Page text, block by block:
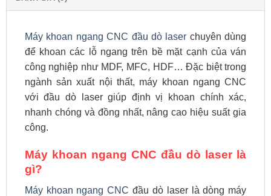
Máy khoan ngang CNC đầu dò laser chuyên dùng
để khoan các lỗ ngang trên bề mặt cạnh của ván
công nghiệp như MDF, MFC, HDF… Đặc biệt trong
ngành sản xuất nội thất, máy khoan ngang CNC
với đầu dò laser giúp định vị khoan chính xác,
nhanh chóng và đồng nhất, nâng cao hiệu suất gia
công.
Máy khoan ngang CNC đầu dò laser là
gì?
Máy khoan ngang CNC đầu dò laser là dòng máy